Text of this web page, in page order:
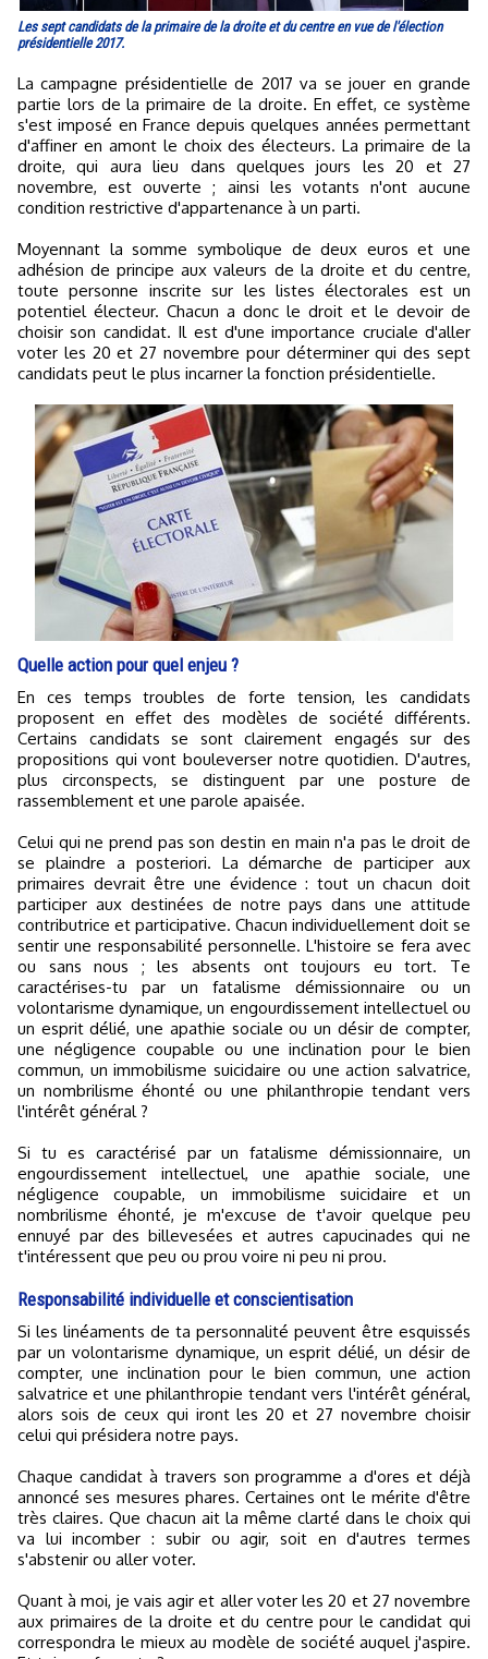
Les sept candidats de la primaire de la droite et du centre en vue de l'élection
présidentielle 2017.
La campagne présidentielle de 2017 va se jouer en grande
partie lors de la primaire de la droite. En effet, ce système
s'est imposé en France depuis quelques années permettant
d'affiner en amont le choix des électeurs. La primaire de la
droite, qui aura lieu dans quelques jours les 20 et 27
novembre, est ouverte ; ainsi les votants n'ont aucune
condition restrictive d'appartenance à un parti.
Moyennant la somme symbolique de deux euros et une
adhésion de principe aux valeurs de la droite et du centre,
toute personne inscrite sur les listes électorales est un
potentiel électeur. Chacun a donc le droit et le devoir de
choisir son candidat. Il est d'une importance cruciale d'aller
voter les 20 et 27 novembre pour déterminer qui des sept
candidats peut le plus incarner la fonction présidentielle.
Quelle action pour quel enjeu ?
En ces temps troubles de forte tension, les candidats
proposent en effet des modèles de société différents.
Certains candidats se sont clairement engagés sur des
propositions qui vont bouleverser notre quotidien. D'autres,
plus circonspects, se distinguent par une posture de
rassemblement et une parole apaisée.
Celui qui ne prend pas son destin en main n'a pas le droit de
se plaindre a posteriori. La démarche de participer aux
primaires devrait être une évidence : tout un chacun doit
participer aux destinées de notre pays dans une attitude
contributrice et participative. Chacun individuellement doit se
sentir une responsabilité personnelle. L'histoire se fera avec
ou sans nous ; les absents ont toujours eu tort. Te
caractérises-tu par un fatalisme démissionnaire ou un
volontarisme dynamique, un engourdissement intellectuel ou
un esprit délié, une apathie sociale ou un désir de compter,
une négligence coupable ou une inclination pour le bien
commun, un immobilisme suicidaire ou une action salvatrice,
un nombrilisme éhonté ou une philanthropie tendant vers
l'intérêt général ?
Si tu es caractérisé par un fatalisme démissionnaire, un
engourdissement intellectuel, une apathie sociale, une
négligence coupable, un immobilisme suicidaire et un
nombrilisme éhonté, je m'excuse de t'avoir quelque peu
ennuyé par des billevesées et autres capucinades qui ne
t'intéressent que peu ou prou voire ni peu ni prou.
Responsabilité individuelle et conscientisation
Si les linéaments de ta personnalité peuvent être esquissés
par un volontarisme dynamique, un esprit délié, un désir de
compter, une inclination pour le bien commun, une action
salvatrice et une philanthropie tendant vers l'intérêt général,
alors sois de ceux qui iront les 20 et 27 novembre choisir
celui qui présidera notre pays.
Chaque candidat à travers son programme a d'ores et déjà
annoncé ses mesures phares. Certaines ont le mérite d'être
très claires. Que chacun ait la même clarté dans le choix qui
va lui incomber : subir ou agir, soit en d'autres termes
s'abstenir ou aller voter.
Quant à moi, je vais agir et aller voter les 20 et 27 novembre
aux primaires de la droite et du centre pour le candidat qui
correspondra le mieux au modèle de société auquel j'aspire.